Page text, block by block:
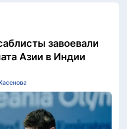
Мнение
стране
завоевали
Азии в Индии